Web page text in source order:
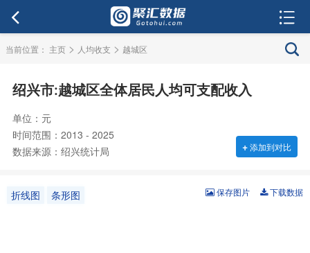
当前位置： 主页 > 人均收支 > 越城区
绍兴市:越城区全体居民人均可支配收入
单位：元
时间范围：2013 - 2025
数据来源：绍兴统计局
+添加到对比
折线图 条形图 下载数据
保存图片